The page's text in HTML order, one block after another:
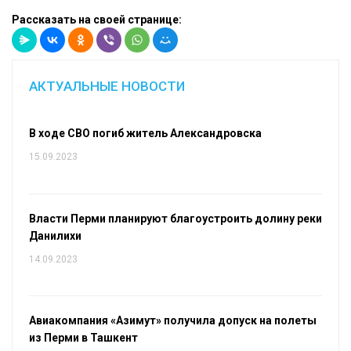
Рассказать на своей странице:
АКТУАЛЬНЫЕ НОВОСТИ
В ходе СВО погиб житель Александровска
15.09.2023
Власти Перми планируют благоустроить долину реки
Данилихи
14.09.2023
Авиакомпания «Азимут» получила допуск на полеты
из Перми в Ташкент